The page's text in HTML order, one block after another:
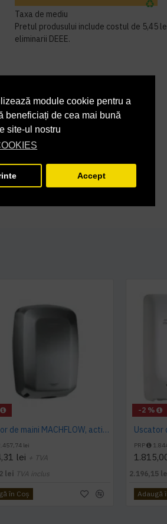
module cookie pentru a
beneficiați de cea mai bună
site-ul nostru
Accept
Taxa de mediu
Pretul produsului include costul de 5,45
eliminarii DEEE.
Uscator de maini MACHFLOW, actionare cu senzor, gama ECO, Mediclinics
lei
lei + TVA
lei TVA inclus
în Coş
-2 %
PRP
2.196,15
Adaugă